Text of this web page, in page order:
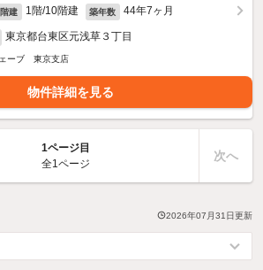
建 1階/10階建 築年数 44年7ヶ月
東京都台東区元浅草３丁目
ーブ 東京支店
物件詳細を見る
1ページ目
全1ページ
次へ
2026年07月31日更新